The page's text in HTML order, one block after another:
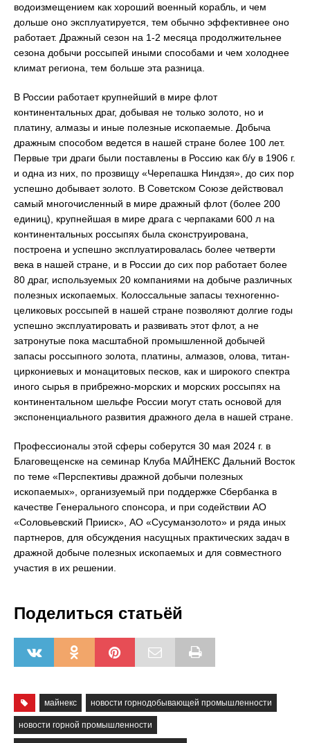
водоизмещением как хороший военный корабль, и чем
дольше оно эксплуатируется, тем обычно эффективнее оно
работает. Дражный сезон на 1-2 месяца продолжительнее
сезона добычи россыпей иными способами и чем холоднее
климат региона, тем больше эта разница.
В России работает крупнейший в мире флот
континентальных драг, добывая не только золото, но и
платину, алмазы и иные полезные ископаемые. Добыча
дражным способом ведется в нашей стране более 100 лет.
Первые три драги были поставлены в Россию как б/у в 1906 г.
и одна из них, по прозвищу «Черепашка Ниндзя», до сих пор
успешно добывает золото. В Советском Союзе действовал
самый многочисленный в мире дражный флот (более 200
единиц), крупнейшая в мире драга с черпаками 600 л на
континентальных россыпях была сконструирована,
построена и успешно эксплуатировалась более четверти
века в нашей стране, и в России до сих пор работает более
80 драг, используемых 20 компаниями на добыче различных
полезных ископаемых. Колоссальные запасы техногенно-
целиковых россыпей в нашей стране позволяют долгие годы
успешно эксплуатировать и развивать этот флот, а не
затронутые пока масштабной промышленной добычей
запасы россыпного золота, платины, алмазов, олова, титан-
циркониевых и монацитовых песков, как и широкого спектра
иного сырья в прибрежно-морских и морских россыпях на
континентальном шельфе России могут стать основой для
экспоненциального развития дражного дела в нашей стране.
Профессионалы этой сферы соберутся 30 мая 2024 г. в
Благовещенске на семинар Клуба МАЙНЕКС Дальний Восток
по теме «Перспективы дражной добычи полезных
ископаемых», организуемый при поддержке Сбербанка в
качестве Генерального спонсора, и при содействии АО
«Соловьевский Прииск», АО «Сусуманзолото» и ряда иных
партнеров, для обсуждения насущных практических задач в
дражной добыче полезных ископаемых и для совместного
участия в их решении.
Поделиться статьёй
майнекс новости горнодобывающей промышленности
новости горной промышленности